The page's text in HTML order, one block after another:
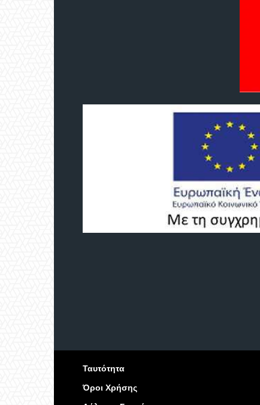
Ταυτότητα
Όροι Χρήσης